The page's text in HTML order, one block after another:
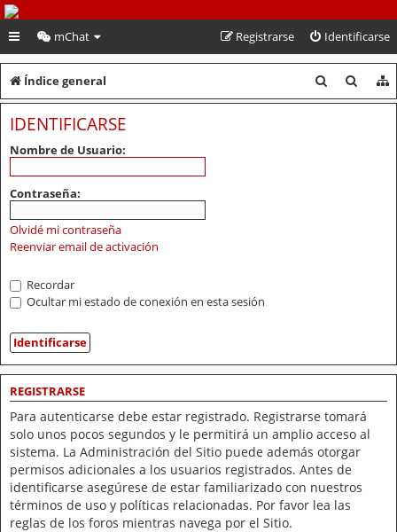
PeruVoley.com
mChat Identificarse
Registrarse
Índice general
u
u
IDENTIFICARSE
Nombre de Usuario:
Contraseña:
Olvidé mi contraseña
Reenviar email de activación
Recordar
Ocultar mi estado de conexión en esta sesión
REGISTRARSE
Para autenticarse debe estar registrado. Registrarse tomará
solo unos pocos segundos y le permitirá un amplio acceso al
sistema. La Administración del Sitio puede además otorgar
permisos adicionales a los usuarios registrados. Antes de
identificarse asegúrese de estar familiarizado con nuestros
términos de uso y políticas relacionadas. Por favor lea las
reglas de los foros mientras navega por el Sitio.